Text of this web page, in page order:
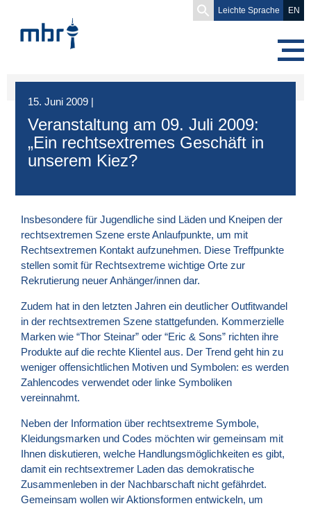
Search
for:
Leichte Sprache EN
15. Juni 2009 |
Veranstaltung am 09. Juli 2009:
„Ein rechtsextremes Geschäft in
unserem Kiez?
Insbesondere für Jugendliche sind Läden und Kneipen der
rechtsextremen Szene erste Anlaufpunkte, um mit
Rechtsextremen Kontakt aufzunehmen. Diese Treffpunkte
stellen somit für Rechtsextreme wichtige Orte zur
Rekrutierung neuer Anhänger/innen dar.
Zudem hat in den letzten Jahren ein deutlicher Outfitwandel
in der rechtsextremen Szene stattgefunden. Kommerzielle
Marken wie “Thor Steinar” oder “Eric & Sons” richten ihre
Produkte auf die rechte Klientel aus. Der Trend geht hin zu
weniger offensichtlichen Motiven und Symbolen: es werden
Zahlencodes verwendet oder linke Symboliken
vereinnahmt.
Neben der Information über rechtsextreme Symbole,
Kleidungsmarken und Codes möchten wir gemeinsam mit
Ihnen diskutieren, welche Handlungsmöglichkeiten es gibt,
damit ein rechtsextremer Laden das demokratische
Zusammenleben in der Nachbarschaft nicht gefährdet.
Gemeinsam wollen wir Aktionsformen entwickeln, um